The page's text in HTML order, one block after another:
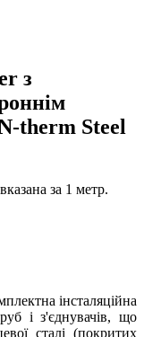
з
therm Steel
за 1 метр.
інсталяційна
і з'єднувачів, що
сталі (покритих